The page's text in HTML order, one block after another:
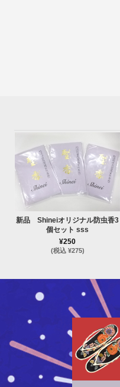
新品 Shineiオリジナル防虫香3
個セット sss
¥250
(税込 ¥275)